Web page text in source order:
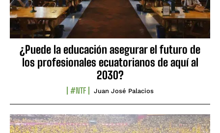
¿Puede la educación asegurar el futuro de
los profesionales ecuatorianos de aquí al
2030?
#NTF Juan José Palacios